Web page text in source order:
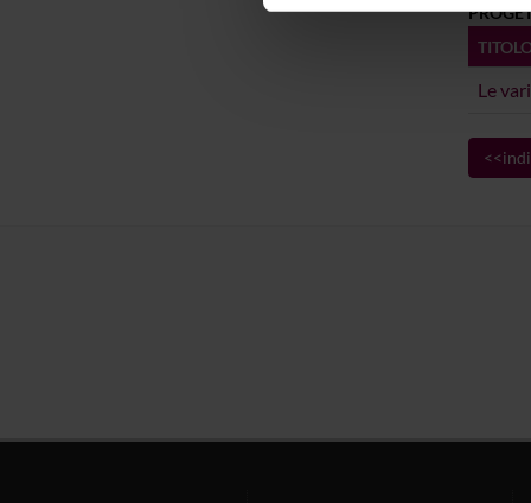
di analisi dei dati web,
che hanno raccolto dal tuo
Le